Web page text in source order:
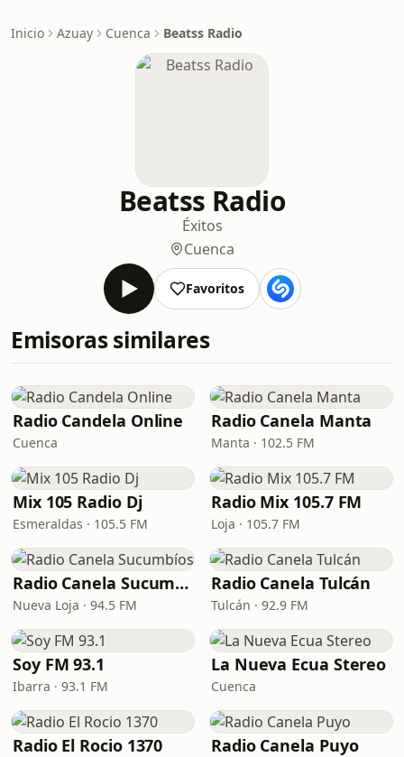
Inicio Azuay Cuenca Beatss Radio
Beatss Radio
Éxitos
Cuenca
Favoritos
Emisoras similares
Radio Candela Online
Cuenca
Radio Canela Manta
Manta · 102.5 FM
Mix 105 Radio Dj
Esmeraldas · 105.5 FM
Radio Mix 105.7 FM
Loja · 105.7 FM
Radio Canela Sucumbíos
Nueva Loja · 94.5 FM
Radio Canela Tulcán
Tulcán · 92.9 FM
Soy FM 93.1
Ibarra · 93.1 FM
La Nueva Ecua Stereo
Cuenca
Radio El Rocio 1370 Radio Canela Puyo